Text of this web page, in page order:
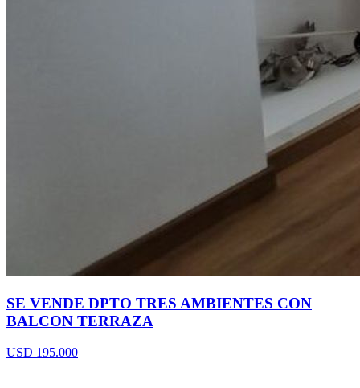
SE VENDE DPTO TRES AMBIENTES CON
BALCON TERRAZA
USD 195.000